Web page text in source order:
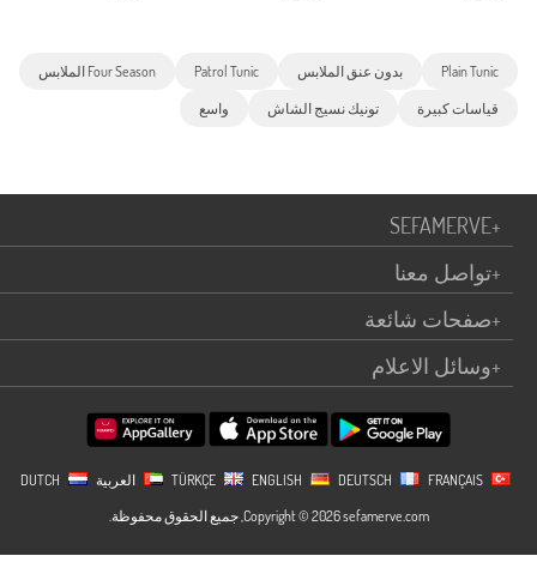
Plain Tunic بدون عنق الملابس Patrol Tunic Four Season الملابس
قياسات كبيرة تونيك نسيج الشاش واسع
SEFAMERVE+
تواصل معنا+
صفحات شائعة+
وسائل الاعلام+
ENGLISH DEUTSCH FRANÇAIS العربية
Copyright © 2026 sefamerve.com, جميع الحقوق محفوظة.